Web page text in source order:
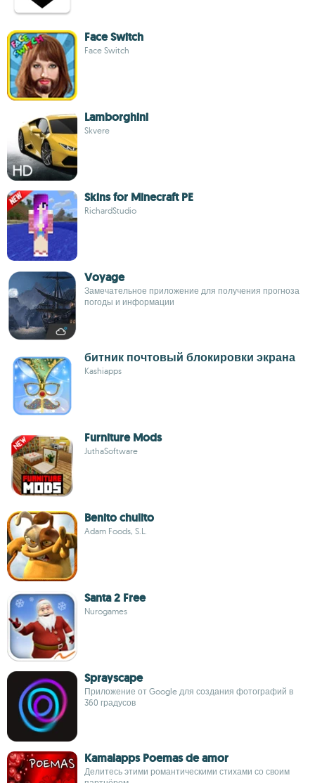
Face Switch
Face Switch
Lamborghini
Skvere
Skins for Minecraft PE
RichardStudio
Voyage
Замечательное приложение для получения прогноза
погоды и информации
битник почтовый блокировки экрана
Kashiapps
Furniture Mods
JuthaSoftware
Benito chulito
Adam Foods, S.L.
Santa 2 Free
Nurogames
Sprayscape
Приложение от Google для создания фотографий в
360 градусов
Kamalapps Poemas de amor
Делитесь этими романтическими стихами со своим